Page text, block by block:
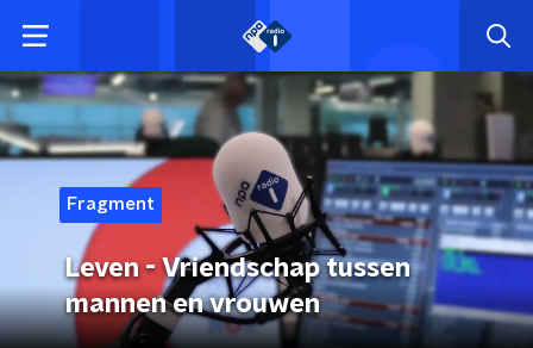
Fragment
Leven - Vriendschap tussen
mannen en vrouwen